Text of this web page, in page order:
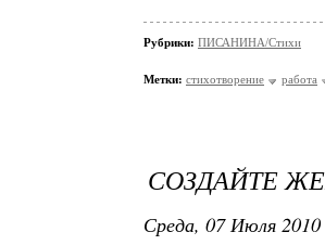
Рубрики: ПИСАНИНА/Стихи
Метки: стихотворение работа
СОЗДАЙТЕ
Среда, 07 Июля